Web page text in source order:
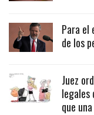
Para el
de los
Juez
legales
que